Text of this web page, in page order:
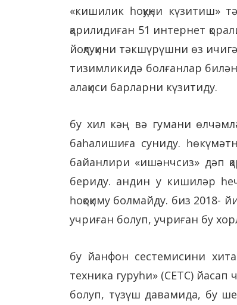
«кишилик һоқуқни күзитиш»
қарилидиған 51 интернет
йоқлуқини тәкшүрүшни өз
тизимликидә болғанлар
алақиси барларни күзитиду.
бу хил кәң вә гумани
баһалишиға суниду.
байанлири «ишәнчсиз» дәп
бериду. андин у кишиләр
һоқоқиму болмайду. биз 2018-
учриған болуп, учриған бу
бу йанфон сестемисини
техника гуруһи» (CETC) йасап
болуп, түзүш давамида, бу